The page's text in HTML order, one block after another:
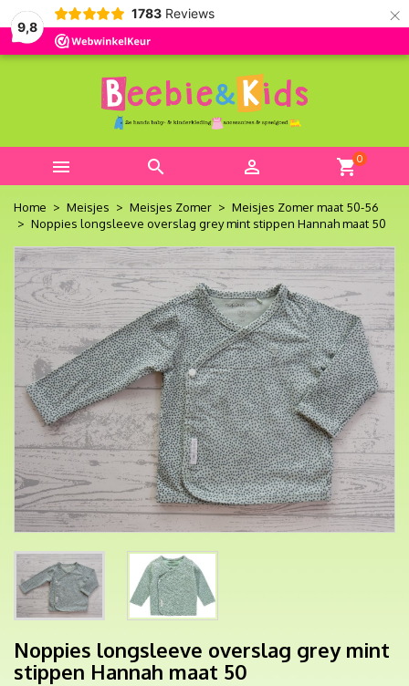
9,8
1783 Reviews ×
   shopping_cart0
Home Meisjes Meisjes Zomer
Meisjes Zomer maat 50-56
Noppies longsleeve overslag grey mint stippen Hannah maat 50
Noppies longsleeve overslag grey mint
stippen Hannah maat 50